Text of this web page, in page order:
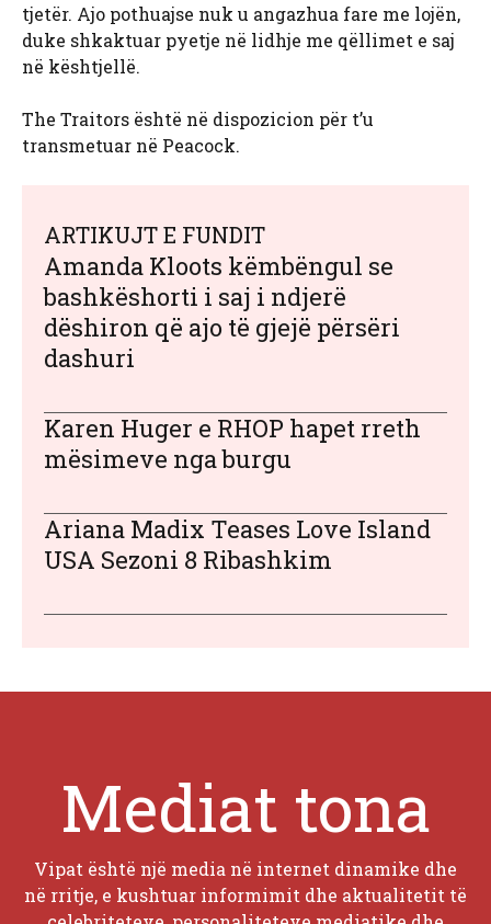
tjetër. Ajo pothuajse nuk u angazhua fare me lojën,
duke shkaktuar pyetje në lidhje me qëllimet e saj
në kështjellë.
The Traitors është në dispozicion për t’u
transmetuar në Peacock.
ARTIKUJT E FUNDIT
Amanda Kloots këmbëngul se
bashkëshorti i saj i ndjerë
dëshiron që ajo të gjejë përsëri
dashuri
Karen Huger e RHOP hapet rreth
mësimeve nga burgu
Ariana Madix Teases Love Island
USA Sezoni 8 Ribashkim
Mediat tona
Vipat është një media në internet dinamike dhe
në rritje, e kushtuar informimit dhe aktualitetit të